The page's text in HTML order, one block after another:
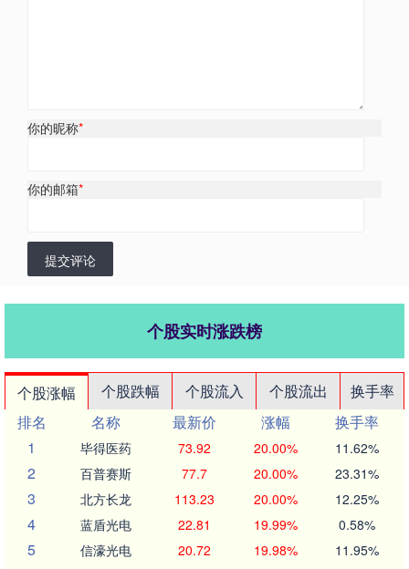
你的昵称*
你的邮箱*
提交评论
个股实时涨跌榜
个股涨幅 个股跌幅 个股流入 个股流出
换手率
排名
名称 最新价 涨幅
换手率
1
毕得医药 73.92 20.00% 11.62%
2 百普赛斯 77.7 20.00% 23.31%
3 北方长龙 113.23 20.00% 12.25%
4 蓝盾光电 22.81 19.99% 0.58%
5 信濠光电 20.72 19.98% 11.95%